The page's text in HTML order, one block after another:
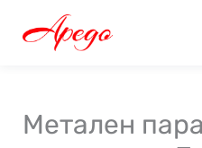
Метален